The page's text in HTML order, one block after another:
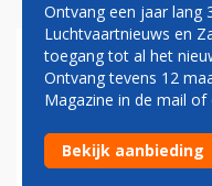
AIR FRANCE
Joon vliegt nu ook met
26-03-2018 - 17:09
Ontvang een jaar lang
Luchtvaartnieuws en
toegang tot al het
Ontvang tevens 12
Magazine in de mail of
Bekijk aanbieding